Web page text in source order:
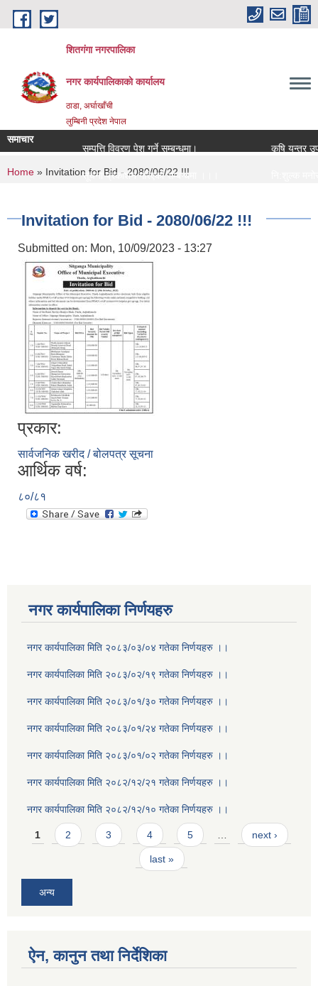
Skip to main content
शितगंगा नगरपालिका
नगर कार्यपालिकाकाे कार्यालय
ठाडा, अर्घाखाँची
लुम्बिनी प्रदेश नेपाल
समाचार
सम्पत्ति विवरण पेश गर्ने सम्बन्धमा।
कृषि यन्त्र
सूचना प्रकाशन गरिएको सम्बन्धमा ।।।
You are here
Home » Invitation for Bid - 2080/06/22 !!!
Invitation for Bid - 2080/06/22 !!!
Submitted on: Mon, 10/09/2023 - 13:27
प्रकार:
सार्वजनिक खरीद / बोलपत्र सूचना
आर्थिक वर्ष:
८०/८१
नगर कार्यपालिका निर्णयहरु
नगर कार्यपालिका मिति २०८३/०३/०४ गतेका निर्णयहरु ।।
नगर कार्यपालिका मिति २०८३/०२/१९ गतेका निर्णयहरु ।।
नगर कार्यपालिका मिति २०८३/०१/३० गतेका निर्णयहरु ।।
नगर कार्यपालिका मिति २०८३/०१/२४ गतेका निर्णयहरु ।।
नगर कार्यपालिका मिति २०८३/०१/०२ गतेका निर्णयहरु ।।
नगर कार्यपालिका मिति २०८२/१२/२१ गतेका निर्णयहरु ।।
नगर कार्यपालिका मिति २०८२/१२/१० गतेका निर्णयहरु ।।
Pages
1 2 3 4 5 … next ›
last »
अन्य
ऐन, कानुन तथा निर्देशिका